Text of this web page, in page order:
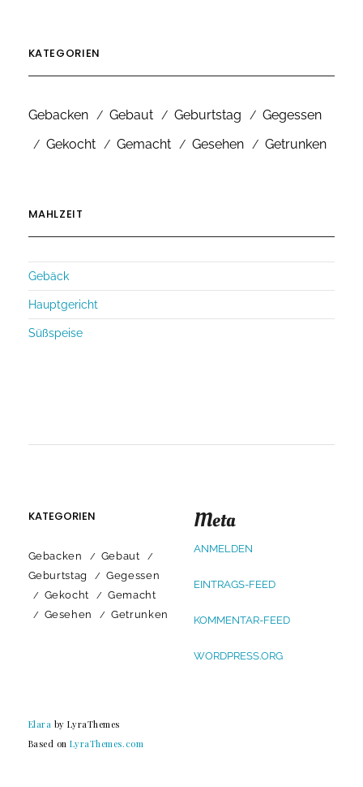
KATEGORIEN
Gebacken Gebaut Geburtstag
Gegessen
Gekocht
Gemacht Gesehen Getrunken
MAHLZEIT
Gebäck
Hauptgericht
Süßspeise
KATEGORIEN
Gebacken
Gebaut
Geburtstag
Gegessen
Gekocht
Gemacht
Gesehen
Getrunken
Meta
ANMELDEN
EINTRAGS-FEED
KOMMENTAR-FEED
WORDPRESS.ORG
Elara by LyraThemes
Based onLyraThemes.com